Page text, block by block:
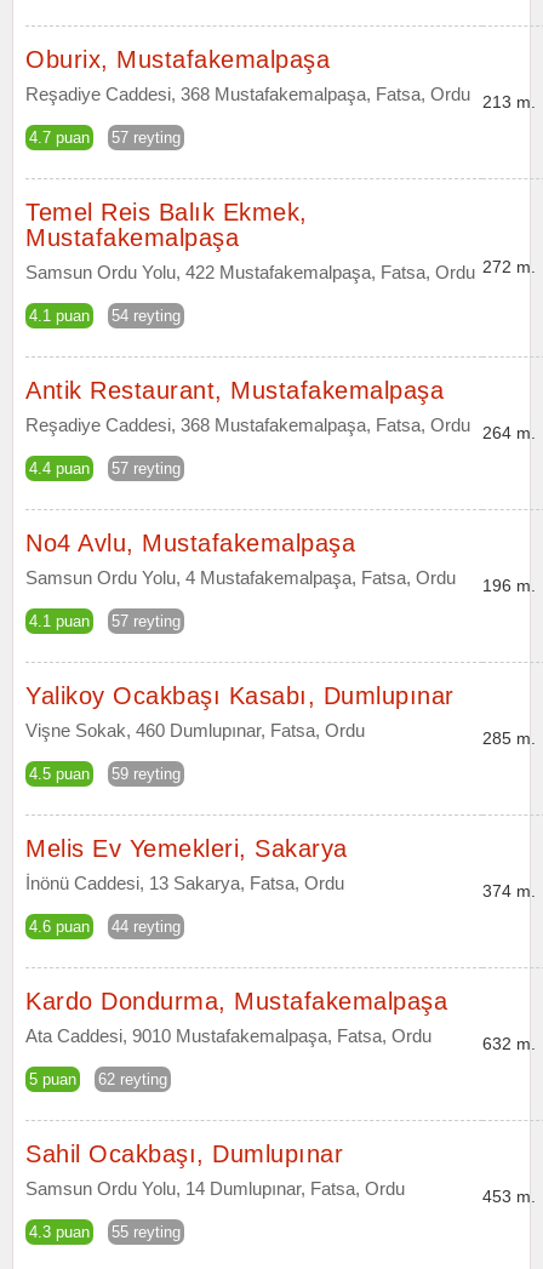
Oburix, Mustafakemalpaşa
Reşadiye Caddesi, 368 Mustafakemalpaşa, Fatsa, Ordu
4.7 puan 57 reyting
213 m.
Temel Reis Balık Ekmek,
Mustafakemalpaşa
Samsun Ordu Yolu, 422 Mustafakemalpaşa, Fatsa, Ordu
4.1 puan 54 reyting
272 m.
Antik Restaurant, Mustafakemalpaşa
Reşadiye Caddesi, 368 Mustafakemalpaşa, Fatsa, Ordu
4.4 puan 57 reyting
264 m.
No4 Avlu, Mustafakemalpaşa
Samsun Ordu Yolu, 4 Mustafakemalpaşa, Fatsa, Ordu
4.1 puan 57 reyting
196 m.
Yalikoy Ocakbaşı Kasabı, Dumlupınar
Vişne Sokak, 460 Dumlupınar, Fatsa, Ordu
4.5 puan 59 reyting
285 m.
Melis Ev Yemekleri, Sakarya
İnönü Caddesi, 13 Sakarya, Fatsa, Ordu
4.6 puan 44 reyting
374 m.
Kardo Dondurma, Mustafakemalpaşa
Ata Caddesi, 9010 Mustafakemalpaşa, Fatsa, Ordu
5 puan 62 reyting
632 m.
Sahil Ocakbaşı, Dumlupınar
Samsun Ordu Yolu, 14 Dumlupınar, Fatsa, Ordu
4.3 puan 55 reyting
453 m.